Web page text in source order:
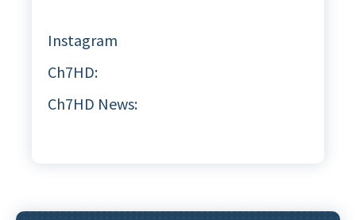
Instagram
Ch7HD:
Ch7HD News: